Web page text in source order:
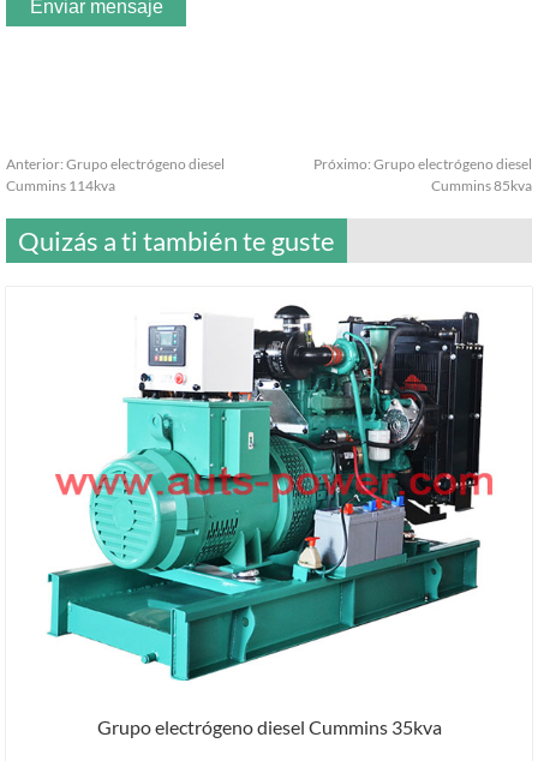
Anterior: Grupo electrógeno diesel
Cummins 114kva
Próximo: Grupo electrógeno diesel
Cummins 85kva
Quizás a ti también te guste
Grupo electrógeno diesel Cummins 35kva